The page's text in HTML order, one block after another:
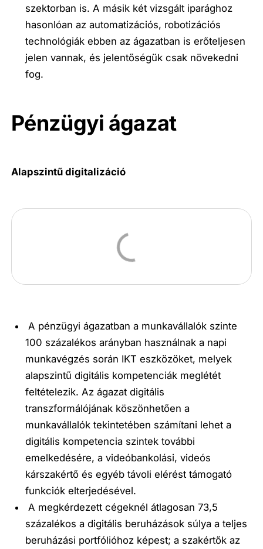
szektorban is. A másik két vizsgált iparághoz
hasonlóan az automatizációs, robotizációs
technológiák ebben az ágazatban is erőteljesen
jelen vannak, és jelentőségük csak növekedni
fog.
Pénzügyi ágazat
Alapszintű digitalizáció
A pénzügyi ágazatban a munkavállalók szinte
100 százalékos arányban használnak a napi
munkavégzés során IKT eszközöket, melyek
alapszintű digitális kompetenciák meglétét
feltételezik. Az ágazat digitális
transzformálójának köszönhetően a
munkavállalók tekintetében számítani lehet a
digitális kompetencia szintek további
emelkedésére, a videóbankolási, videós
kárszakértő és egyéb távoli elérést támogató
funkciók elterjedésével.
A megkérdezett cégeknél átlagosan 73,5
százalékos a digitális beruházások súlya a teljes
beruházási portfólióhoz képest; a szakértők az